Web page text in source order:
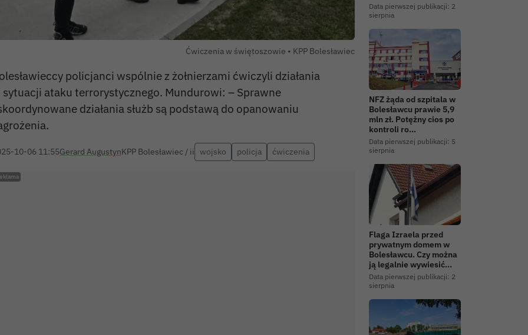
Ćwiczenia w świętoszowie • Autor zdjęcia:
KPP Bolesławiec
policjanci wspólnie z żołnierzami ćwiczyli działania
sytuacji ataku terrorystycznego. Mundurowi: – Sprawne
działania służb są podstawą do opanowaniu
10-06 11:55Gerard AugustynKPP Bolesławiec / ii wojsko policja ćwiczenia
Data pierwszej publikacji: 2
sierpnia
NFZ żąda od szpitala w
Bolesławcu prawie 5,9
mln zł. Potężny cios po
kontroli ro…
Data pierwszej publikacji: 5
sierpnia
Flaga Izraela przed
prywatnym domem w
Bolesławcu. Czy można
ją legalnie wywiesić…
Data pierwszej publikacji: 2
sierpnia